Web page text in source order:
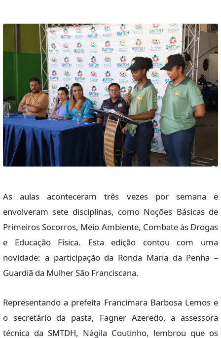
As aulas aconteceram três vezes por semana e
envolveram sete disciplinas, como Noções Básicas de
Primeiros Socorros, Meio Ambiente, Combate às Drogas
e Educação Física. Esta edição contou com uma
novidade: a participação da Ronda Maria da Penha –
Guardiã da Mulher São Franciscana.
Representando a prefeita Francimara Barbosa Lemos e
o secretário da pasta, Fagner Azeredo, a assessora
técnica da SMTDH, Nágila Coutinho, lembrou que os